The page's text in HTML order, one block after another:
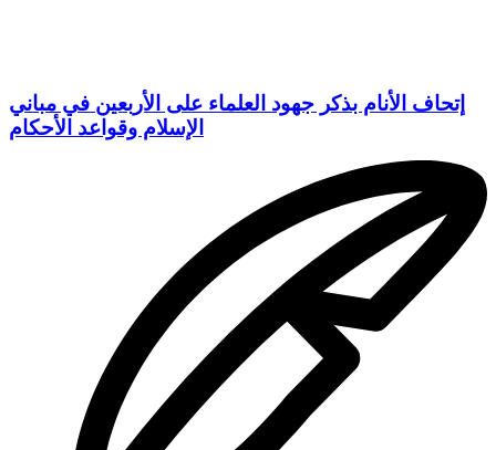
إتحاف الأنام بذكر جهود العلماء على الأربعين في مباني
الإسلام وقواعد الأحكام